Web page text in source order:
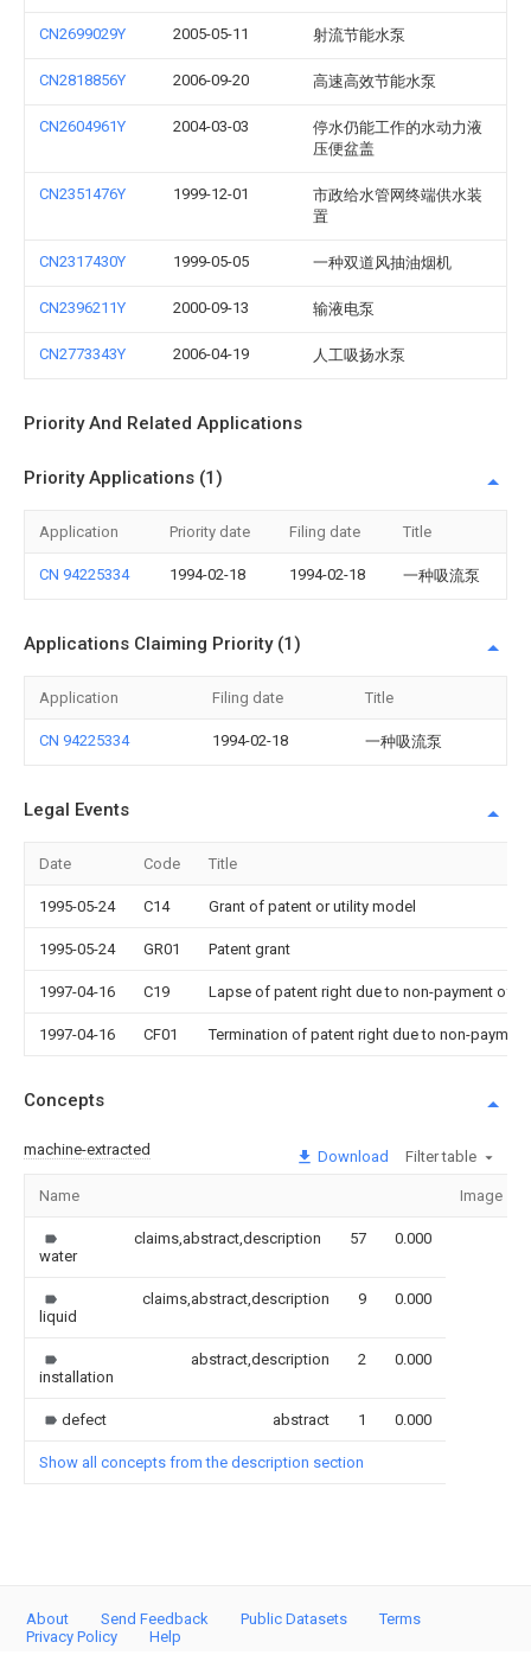
CN2699029Y 2005-05-11 射流节能水泵
CN2818856Y 2006-09-20 高速高效节能水泵
CN2604961Y 2004-03-03
停水仍能工作的水动力液
压便盆盖
CN2351476Y 1999-12-01
市政给水管网终端供水装
置
CN2317430Y 1999-05-05 一种双道风抽油烟机
CN2396211Y 2000-09-13 输液电泵
CN2773343Y 2006-04-19 人工吸扬水泵
Priority And Related Applications
Priority Applications (1)
Application Priority date Filing date Title
CN 94225334 1994-02-18 1994-02-18 一种吸流泵
Applications Claiming Priority (1)
Application Filing date Title
CN 94225334 1994-02-18 一种吸流泵
Legal Events
Date Code Title
1995-05-24 C14 Grant of patent or utility model
1995-05-24 GR01 Patent grant
1997-04-16 C19 Lapse of patent right due to non-payment of
1997-04-16 CF01 Termination of patent right due to non-
Concepts
machine-extracted Download Filter table
Name Image
water
claims,abstract,description 57 0.000
liquid
claims,abstract,description 9 0.000
installation
abstract,description 2 0.000
defect abstract 1 0.000
Show all concepts from the description section
About Send Feedback Public Datasets
Terms
Privacy Policy
Help